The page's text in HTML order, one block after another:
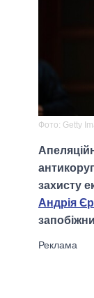
Фото: Getty
захисту
Андрія